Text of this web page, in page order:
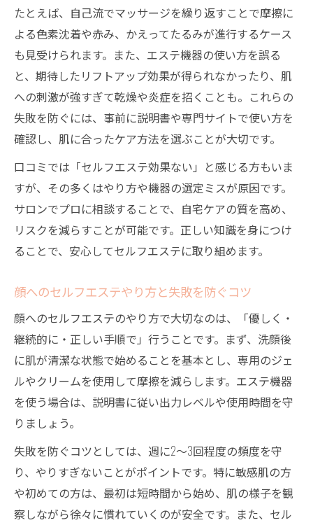
たとえば、自己流でマッサージを繰り返すことで摩擦に
よる色素沈着や赤み、かえってたるみが進行するケース
も見受けられます。また、エステ機器の使い方を誤る
と、期待したリフトアップ効果が得られなかったり、肌
への刺激が強すぎて乾燥や炎症を招くことも。これらの
失敗を防ぐには、事前に説明書や専門サイトで使い方を
確認し、肌に合ったケア方法を選ぶことが大切です。
口コミでは「セルフエステ効果ない」と感じる方もいま
すが、その多くはやり方や機器の選定ミスが原因です。
サロンでプロに相談することで、自宅ケアの質を高め、
リスクを減らすことが可能です。正しい知識を身につけ
ることで、安心してセルフエステに取り組めます。
顔へのセルフエステやり方と失敗を防ぐコツ
顔へのセルフエステのやり方で大切なのは、「優しく・
継続的に・正しい手順で」行うことです。まず、洗顔後
に肌が清潔な状態で始めることを基本とし、専用のジェ
ルやクリームを使用して摩擦を減らします。エステ機器
を使う場合は、説明書に従い出力レベルや使用時間を守
りましょう。
失敗を防ぐコツとしては、週に2～3回程度の頻度を守
り、やりすぎないことがポイントです。特に敏感肌の方
や初めての方は、最初は短時間から始め、肌の様子を観
察しながら徐々に慣れていくのが安全です。また、セル